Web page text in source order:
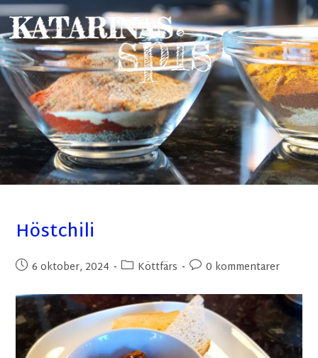
Höstchili
6 oktober, 2024 Köttfärs 0 kommentarer